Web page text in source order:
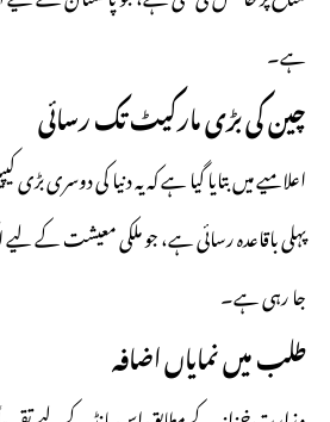
ہے۔
چین کی بڑی مارکیٹ تک رسائی
اعلامیے میں بتایا گیا ہے کہ یہ دنیا کی دوسری
پہلی باقاعدہ رسائی ہے، جو ملکی معیشت کے
جا رہی ہے۔
طلب میں نمایاں اضافہ